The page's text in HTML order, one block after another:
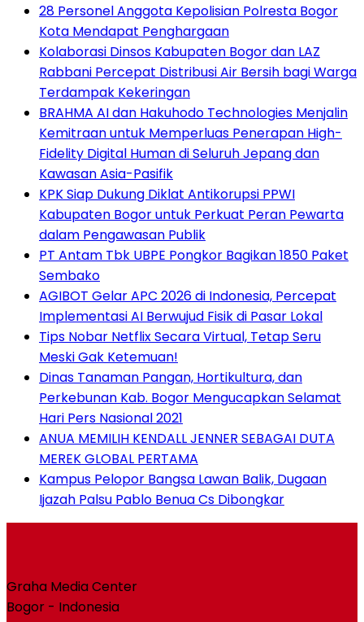
28 Personel Anggota Kepolisian Polresta Bogor
Kota Mendapat Penghargaan
Kolaborasi Dinsos Kabupaten Bogor dan LAZ
Rabbani Percepat Distribusi Air Bersih bagi Warga
Terdampak Kekeringan
BRAHMA AI dan Hakuhodo Technologies Menjalin
Kemitraan untuk Memperluas Penerapan High-
Fidelity Digital Human di Seluruh Jepang dan
Kawasan Asia-Pasifik
KPK Siap Dukung Diklat Antikorupsi PPWI
Kabupaten Bogor untuk Perkuat Peran Pewarta
dalam Pengawasan Publik
PT Antam Tbk UBPE Pongkor Bagikan 1850 Paket
Sembako
AGIBOT Gelar APC 2026 di Indonesia, Percepat
Implementasi AI Berwujud Fisik di Pasar Lokal
Tips Nobar Netflix Secara Virtual, Tetap Seru
Meski Gak Ketemuan!
Dinas Tanaman Pangan, Hortikultura, dan
Perkebunan Kab. Bogor Mengucapkan Selamat
Hari Pers Nasional 2021
ANUA MEMILIH KENDALL JENNER SEBAGAI DUTA
MEREK GLOBAL PERTAMA
Kampus Pelopor Bangsa Lawan Balik, Dugaan
Ijazah Palsu Pablo Benua Cs Dibongkar
Graha Media Center
Bogor - Indonesia